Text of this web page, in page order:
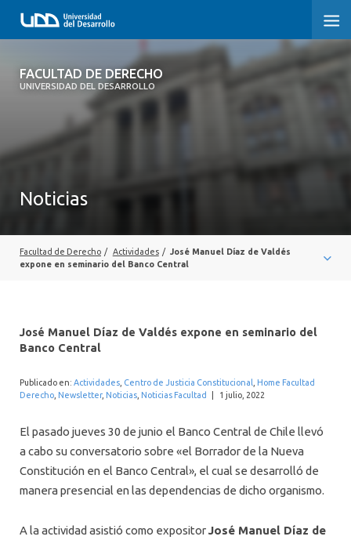
FACULTAD DE DERECHO
UNIVERSIDAD DEL DESARROLLO
FACULTAD DE DERECHO
SOBRE LA FACULTAD
PROFESORES
INTERNACIONAL
Noticias
Facultad de Derecho / Actividades / José Manuel Díaz de Valdés
expone en seminario del Banco Central
José Manuel Díaz de Valdés expone en seminario del
Banco Central
Publicado en: Actividades Centro de Justicia Constitucional Home Facultad
Derecho Newsletter, Noticias Noticias Facultad 1 julio, 2022
El pasado jueves 30 de junio el Banco Central de Chile llevó
a cabo su conversatorio sobre «el Borrador de la Nueva
Constitución en el Banco Central», el cual se desarrolló de
manera presencial en las dependencias de dicho organismo.
A la actividad asistió como expositorJosé Manuel Díaz de